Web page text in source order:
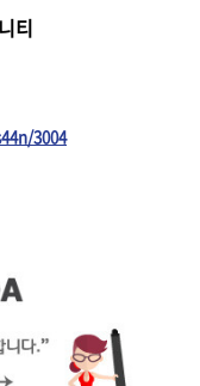
티
3004